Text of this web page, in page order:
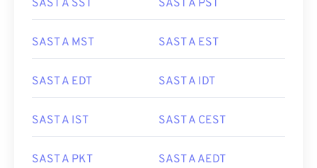
SAST A SST SAST A PST
SAST A MST SAST A EST
SAST A EDT SAST A IDT
SAST A IST SAST A CEST
SAST A PKT SAST A AEDT